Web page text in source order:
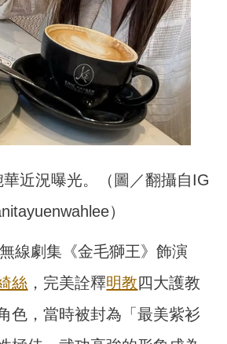
近況曝光。（圖／翻攝自IG
）
線劇集《金毛獅王》飾演
絲 ，完美詮釋明教 四大護教
色，當時被封為「最美紫衫